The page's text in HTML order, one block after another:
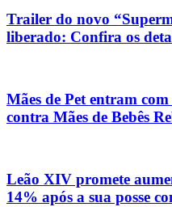
Trailer do novo
liberado: Confira os
Mães de Pet entram
contra Mães de Bebês
Leão XIV promete
14% após a sua posse